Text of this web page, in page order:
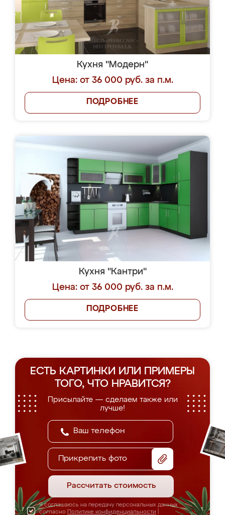
Кухня "Модерн"
Цена: от 36 000 руб. за п.м.
ПОДРОБНЕЕ
Кухня "Кантри"
Цена: от 36 000 руб. за п.м.
ПОДРОБНЕЕ
ЕСТЬ КАРТИНКИ ИЛИ ПРИМЕРЫ
ТОГО, ЧТО НРАВИТСЯ?
Присылайте — сделаем также или
лучше!
Прикрепить фото
Рассчитать стоимость
Я соглашаюсь на передачу персональных данных
согласно Политике конфиденциальности